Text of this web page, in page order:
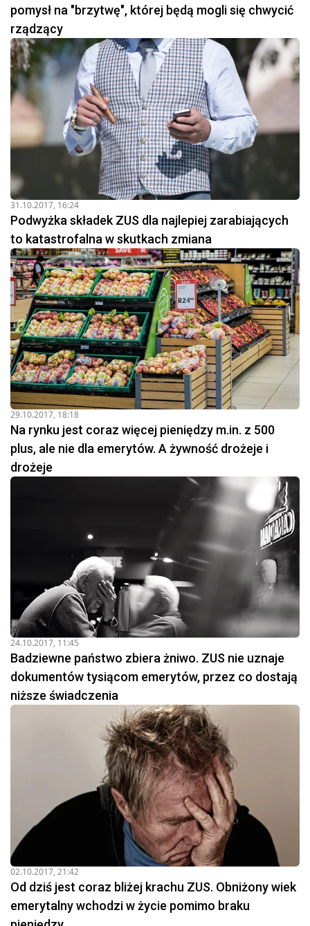
pomysł na "brzytwę", której będą mogli się chwycić
rządzący
31.10.2017, 16:24
Podwyżka składek ZUS dla najlepiej zarabiających
to katastrofalna w skutkach zmiana
29.10.2017, 18:18
Na rynku jest coraz więcej pieniędzy m.in. z 500
plus, ale nie dla emerytów. A żywność drożeje i
drożeje
24.10.2017, 11:45
Badziewne państwo zbiera żniwo. ZUS nie uznaje
dokumentów tysiącom emerytów, przez co dostają
niższe świadczenia
02.10.2017, 21:42
Od dziś jest coraz bliżej krachu ZUS. Obniżony wiek
emerytalny wchodzi w życie pomimo braku